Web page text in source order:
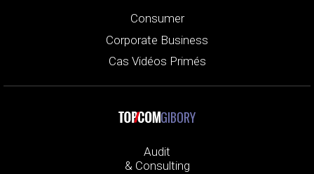
Consumer
Corporate Business
Cas Vidéos Primés
GIBORY
Audit
& Consulting